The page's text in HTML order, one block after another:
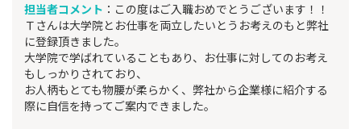
担当者コメント ：この度はご入職おめでとうございます！！
Ｔさんは大学院とお仕事を両立したいとうお考えのもと弊社
に登録頂きました。
大学院で学ばれていることもあり、お仕事に対してのお考え
もしっかりされており、
お人柄もとても物腰が柔らかく、弊社から企業様に紹介する
際に自信を持ってご案内できました。